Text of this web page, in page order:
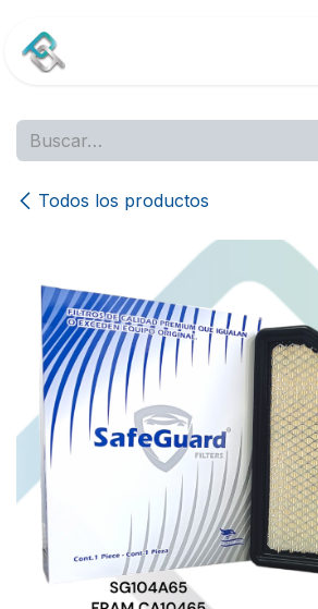
Todos los productos